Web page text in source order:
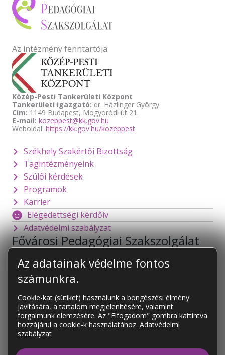
Az intézmény fenntartója:
Közép-Pesti Tankerületi Központ
Tankerületi igazgató: dr. Házlinger György
Cím: 1149 Budapest, Mogyoródi út 21.
E-mail: kozeppest@kk.gov.hu
Weboldal: https://kk.gov.hu/kozeppest
Székhely Szakértői Bizottság
Tagintézményeink
Szülői kérdések
Programok
Karrier
Elégedettségi kérdőív
Adatvédelmi szabályzat
Fővárosi Pedagógiai Szakszolgálat
1141 Budapest
Mogyoródi út 128.
foigazgato@fpsz.net
OM azonosító: 101878
KAPCSOLAT
Tagintézményeink
Tagintézményeink elérhetőségei
Az adatainak védelme fontos
számunkra.
Cookie-kat (sütiket) használunk a böngészési élmény
javítására, a tartalom megjelenítésére, valamint
forgalmunk elemzésére. Az "Elfogadom" gombra kattintva
hozzájárul a cookie-k használatához. Adatvédelmi
szabályzat